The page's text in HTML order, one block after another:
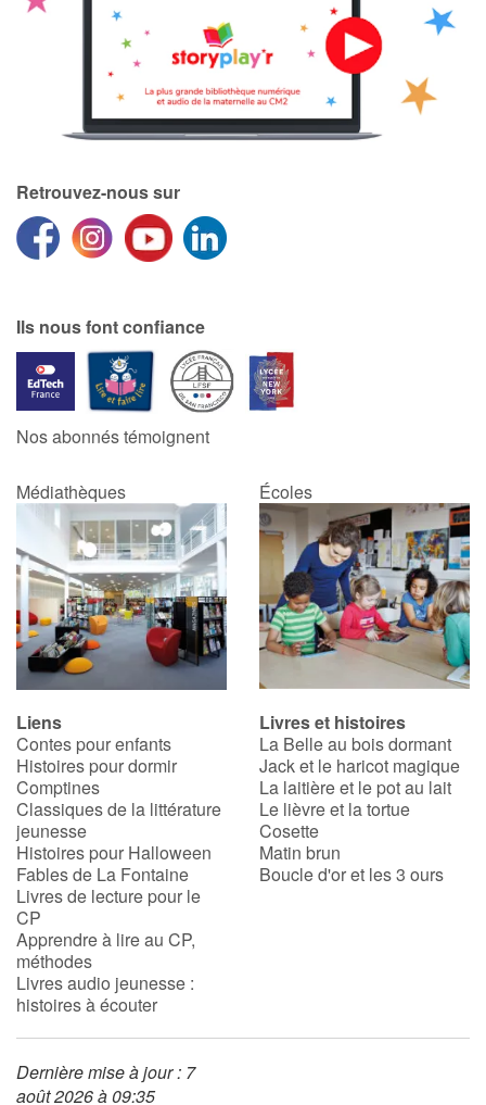
Retrouvez-nous sur
Ils nous font confiance
Nos abonnés témoignent
Médiathèques Écoles
Liens
Contes pour enfants
Histoires pour dormir
Comptines
Classiques de la littérature
jeunesse
Histoires pour Halloween
Fables de La Fontaine
Livres de lecture pour le
CP
Apprendre à lire au CP,
méthodes
Livres audio jeunesse :
histoires à écouter
Livres et histoires
La Belle au bois dormant
Jack et le haricot magique
La laitière et le pot au lait
Le lièvre et la tortue
Cosette
Matin brun
Boucle d'or et les 3 ours
Dernière mise à jour : 7
août 2026 à 09:35